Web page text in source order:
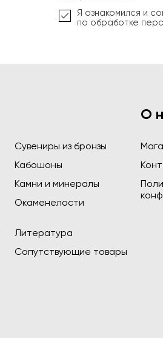
Я ознакомился и
по обработке
Сувениры из бронзы
Кабошоны
Камни и минералы
Окаменелости
Литература
Сопутствующие товары
О